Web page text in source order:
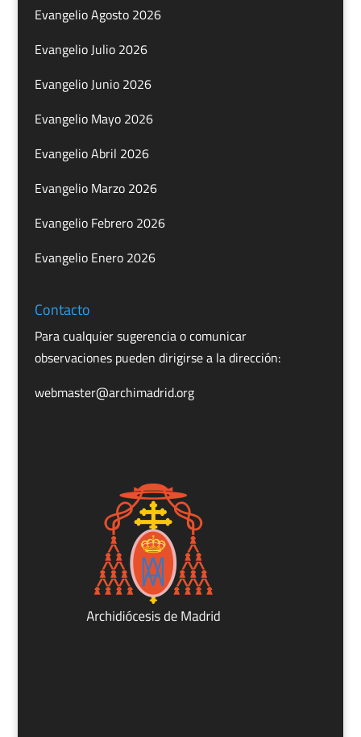
Evangelio Agosto 2026
Evangelio Julio 2026
Evangelio Junio 2026
Evangelio Mayo 2026
Evangelio Abril 2026
Evangelio Marzo 2026
Evangelio Febrero 2026
Evangelio Enero 2026
Contacto
Para cualquier sugerencia o comunicar
observaciones pueden dirigirse a la dirección:
webmaster@archimadrid.org